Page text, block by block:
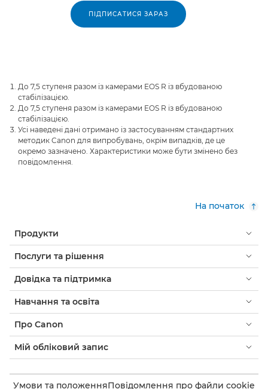
ПІДПИСАТИСЯ ЗАРАЗ
До 7,5 ступеня разом із камерами EOS R із вбудованою
стабілізацією.
До 7,5 ступеня разом із камерами EOS R із вбудованою
стабілізацією.
Усі наведені дані отримано із застосуванням стандартних
методик Canon для випробувань, окрім випадків, де це
окремо зазначено. Характеристики може бути змінено без
повідомлення.
На початок
Продукти
Послуги та рішення
Довідка та підтримка
Навчання та освіта
Про Canon
Мій обліковий запис
Умови та положенняПовідомлення про файли cookie